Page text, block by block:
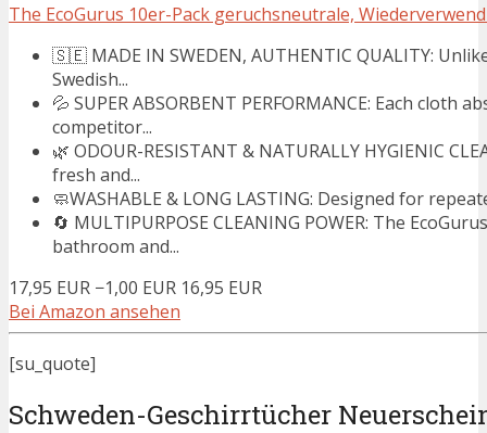
The EcoGurus 10er-Pack geruchsneutrale,
🇸🇪 MADE IN SWEDEN, AUTHENTIC QUALITY:
Swedish...
💦 SUPER ABSORBENT PERFORMANCE: Each
competitor...
🌿 ODOUR-RESISTANT & NATURALLY HYGIENIC
fresh and...
🧼WASHABLE & LONG LASTING: Designed for
🔄 MULTIPURPOSE CLEANING POWER: The
bathroom and...
17,95 EUR −1,00 EUR 16,95 EUR
Bei Amazon ansehen
[su_quote]
Schweden-Geschirrtücher